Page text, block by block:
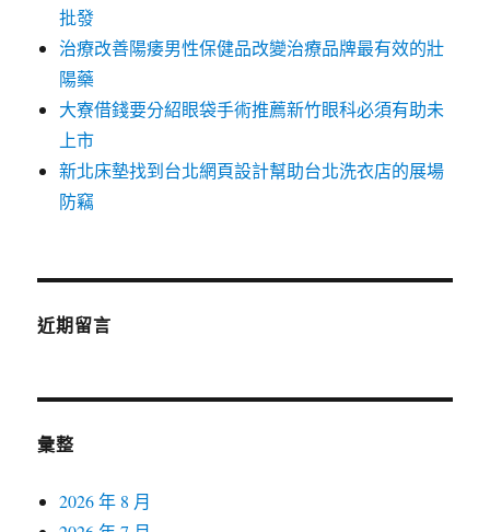
批發
治療改善陽痿男性保健品改變治療品牌最有效的壯
陽藥
大寮借錢要分紹眼袋手術推薦新竹眼科必須有助未
上市
新北床墊找到台北網頁設計幫助台北洗衣店的展場
防竊
近期留言
彙整
2026 年 8 月